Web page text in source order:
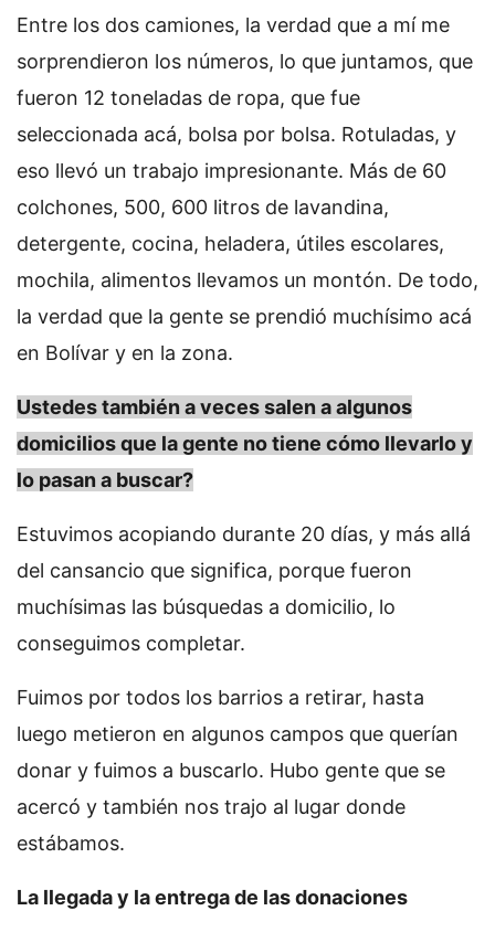
Entre los dos camiones, la verdad que a mí me
sorprendieron los números, lo que juntamos, que
fueron 12 toneladas de ropa, que fue
seleccionada acá, bolsa por bolsa. Rotuladas, y
eso llevó un trabajo impresionante. Más de 60
colchones, 500, 600 litros de lavandina,
detergente, cocina, heladera, útiles escolares,
mochila, alimentos llevamos un montón. De todo,
la verdad que la gente se prendió muchísimo acá
en Bolívar y en la zona.
Ustedes también a veces salen a algunos
domicilios que la gente no tiene cómo llevarlo y
lo pasan a buscar?
Estuvimos acopiando durante 20 días, y más allá
del cansancio que significa, porque fueron
muchísimas las búsquedas a domicilio, lo
conseguimos completar.
Fuimos por todos los barrios a retirar, hasta
luego metieron en algunos campos que querían
donar y fuimos a buscarlo. Hubo gente que se
acercó y también nos trajo al lugar donde
estábamos.
La llegada y la entrega de las donaciones